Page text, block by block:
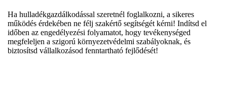
Ha hulladékgazdálkodással szeretnél foglalkozni, a sikeres
működés érdekében ne félj szakértő segítségét kérni! Indítsd el
időben az engedélyezési folyamatot, hogy tevékenységed
megfeleljen a szigorú környezetvédelmi szabályoknak, és
biztosítsd vállalkozásod fenntartható fejlődését!